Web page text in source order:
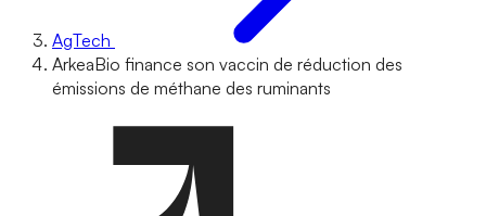
AgTech
ArkeaBio finance son vaccin de réduction des
émissions de méthane des ruminants